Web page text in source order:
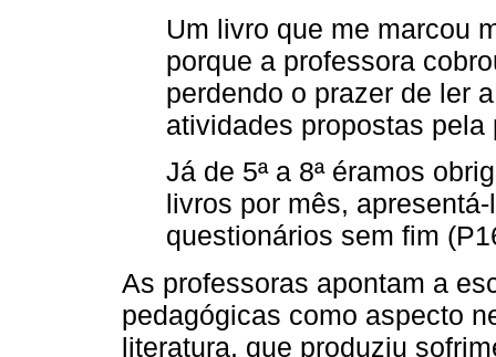
Um livro que me marcou
porque a professora
perdendo o prazer de ler
atividades propostas
Já de 5ª a 8ª éramos
livros por mês,
questionários sem fim
As professoras apontam a
pedagógicas como aspecto
literatura, que produziu